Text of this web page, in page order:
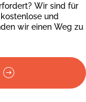
Wir sind für
und
wir einen Weg zu